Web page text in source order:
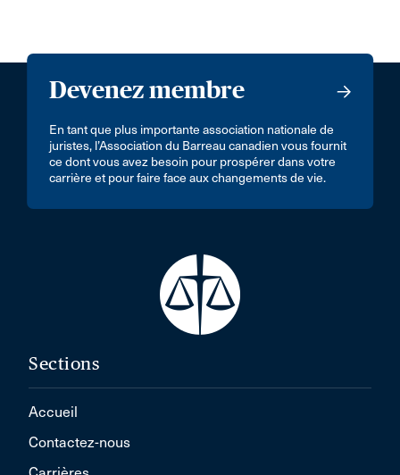
Devenez membre
En tant que plus importante association nationale de
juristes, l’Association du Barreau canadien vous fournit
ce dont vous avez besoin pour prospérer dans votre
carrière et pour faire face aux changements de vie.
Sections
Accueil
Contactez-nous